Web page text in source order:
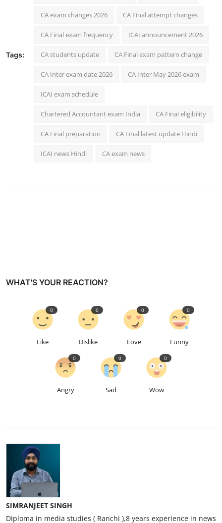
Tags:
CA exam changes 2026 CA Final attempt changes
CA Final exam frequency ICAI announcement 2026
CA students update CA Final exam pattern change
CA Inter exam date 2026 CA Inter May 2026 exam
ICAI exam schedule
Chartered Accountant exam India CA Final eligibility
CA Final preparation CA Final latest update Hindi
ICAI news Hindi CA exam news
WHAT'S YOUR REACTION?
Like
0
Dislike
0
Love
0
Funny
0
Angry
0
Sad
0
Wow
0
SIMRANJEET SINGH
Diploma in media studies ( Ranchi ),8 years experience in news